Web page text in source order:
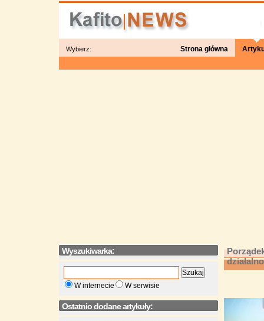
Wybierz: Strona główna
Wyszukiwarka:
W internecie W serwisie
Ostatnio dodane artykuły: